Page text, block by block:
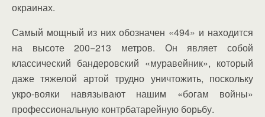
окраинах.
Самый мощный из них обозначен «494» и находится
на высоте 200−213 метров. Он являет собой
классический бандеровский «муравейник», который
даже тяжелой артой трудно уничтожить, поскольку
укро-вояки навязывают нашим «богам войны»
профессиональную контрбатарейную борьбу.